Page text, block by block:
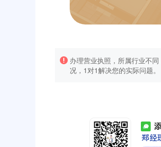
办理营业执照，所属行业不
况，1对1解决您的实际问题。